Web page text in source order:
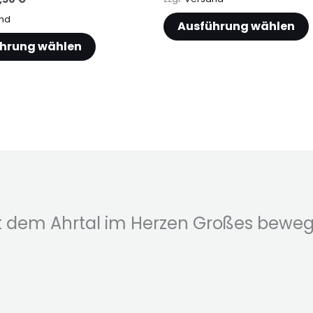
wählen
werden
Ausführung wählen
dem Ahrtal im Herzen Großes